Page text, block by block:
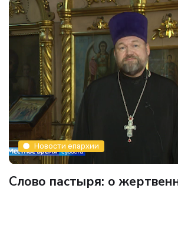
Новости епархии
Слово пастыря: о